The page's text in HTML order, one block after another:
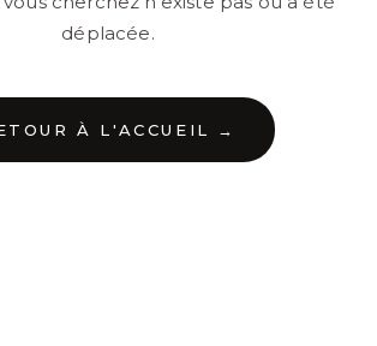
déplacée.
À L'ACCUEIL →